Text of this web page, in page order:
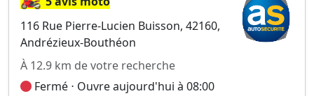
116 Rue Pierre-Lucien Buisson, 42160,
Andrézieux-Bouthéon
À 12.9 km de votre recherche
Fermé ⋅ Ouvre aujourd'hui à 08:00